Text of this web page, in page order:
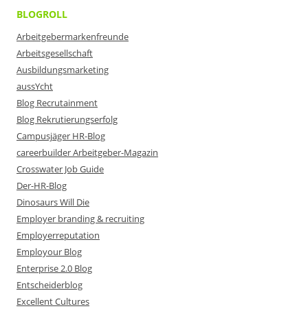
BLOGROLL
Arbeitgebermarkenfreunde
Arbeitsgesellschaft
Ausbildungsmarketing
aussYcht
Blog Recrutainment
Blog Rekrutierungserfolg
Campusjäger HR-Blog
careerbuilder Arbeitgeber-Magazin
Crosswater Job Guide
Der-HR-Blog
Dinosaurs Will Die
Employer branding & recruiting
Employerreputation
Employour Blog
Enterprise 2.0 Blog
Entscheiderblog
Excellent Cultures